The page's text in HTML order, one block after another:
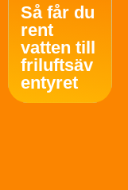
Så får du
rent
vatten till
friluftsäv
entyret